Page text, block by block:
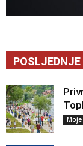
POSLJEDNJE